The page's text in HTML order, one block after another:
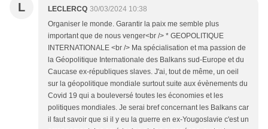
L LECLERCQ 30/03/2024 10:38
Organiser le monde. Garantir la paix me semble plus
important que de nous venger<br /> * GEOPOLITIQUE
INTERNATIONALE <br /> Ma spécialisation et ma passion de
la Géopolitique Internationale des Balkans sud-Europe et du
Caucase ex-républiques slaves. J'ai, tout de même, un oeil
sur la géopolitique mondiale surtout suite aux évènements du
Covid 19 qui a bouleversé toutes les économies et les
politiques mondiales. Je serai bref concernant les Balkans car
il faut savoir que si il y eu la guerre en ex-Yougoslavie c'est un